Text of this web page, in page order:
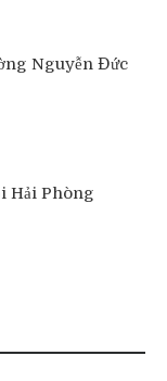
Nguyễn Đức
Hải Phòng